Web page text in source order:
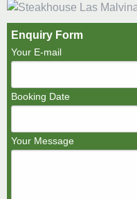
Enquiry Form
Your E-mail
Booking Date
Your Message